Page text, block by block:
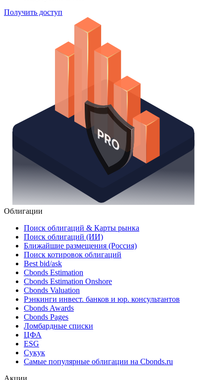
Получить доступ
Облигации
Поиск облигаций & Карты рынка
Поиск облигаций (ИИ)
Ближайшие размещения (Россия)
Поиск котировок облигаций
Best bid/ask
Cbonds Estimation
Cbonds Estimation Onshore
Cbonds Valuation
Рэнкинги инвест. банков и юр. консультантов
Cbonds Awards
Cbonds Pages
Ломбардные списки
ЦФА
ESG
Сукук
Самые популярные облигации на Cbonds.ru
Акции